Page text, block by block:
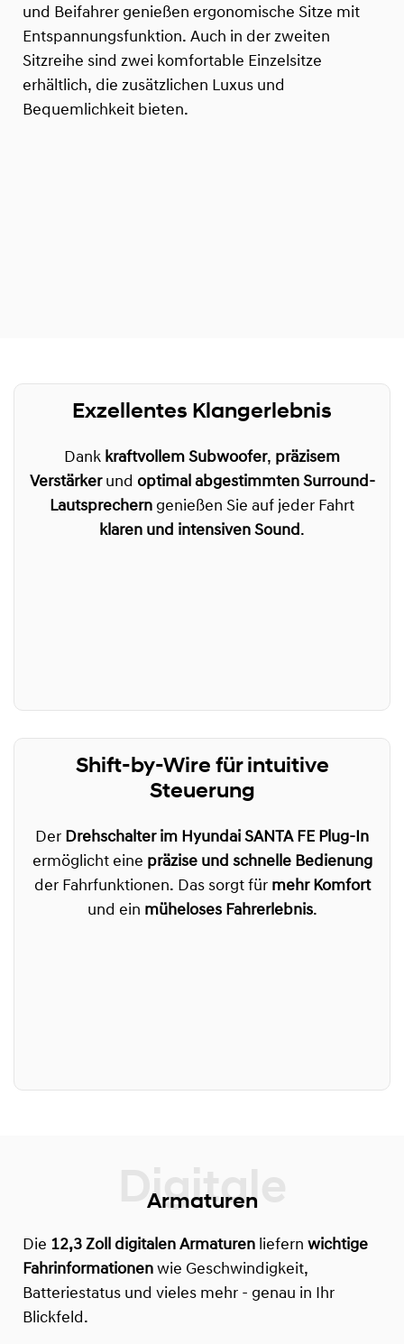
und Beifahrer genießen ergonomische Sitze mit
Entspannungsfunktion. Auch in der zweiten
Sitzreihe sind zwei komfortable Einzelsitze
erhältlich, die zusätzlichen Luxus und
Bequemlichkeit bieten.
Exzellentes Klangerlebnis
Dank kraftvollem Subwoofer, präzisem
Verstärkerund optimal abgestimmten Surround-
Lautsprechern genießen Sie auf jeder Fahrt
klaren und intensiven Sound.
Shift-by-Wire für intuitive
Steuerung
Der Drehschalter im Hyundai SANTA FE Plug-In
ermöglicht eine präzise und schnelle Bedienung
der Fahrfunktionen. Das sorgt für mehr Komfort
und ein müheloses Fahrerlebnis.
Armaturen
Die 12,3 Zoll digitalen Armaturen liefern wichtige
Fahrinformationen wie Geschwindigkeit,
Batteriestatus und vieles mehr - genau in Ihr
Blickfeld.